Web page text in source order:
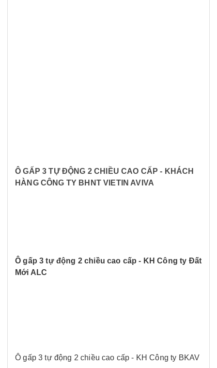
Ô GẤP 3 TỰ ĐỘNG 2 CHIỀU CAO CẤP - KHÁCH
HÀNG CÔNG TY BHNT VIETIN AVIVA
Ô gấp 3 tự động 2 chiều cao cấp - KH Công ty Đất
Mới ALC
Ô gấp 3 tự động 2 chiều cao cấp - KH Công ty BKAV